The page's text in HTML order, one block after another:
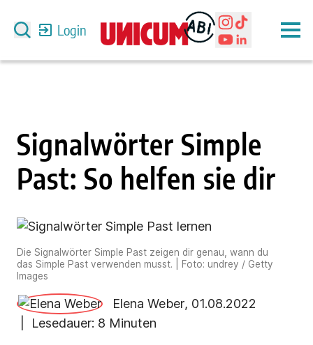
Login
Signalwörter Simple
Past: So helfen sie dir
Die Signalwörter Simple Past zeigen dir genau, wann du
das Simple Past verwenden musst. | Foto: undrey / Getty
Images
Elena Weber, 01.08.2022
| Lesedauer: 8 Minuten